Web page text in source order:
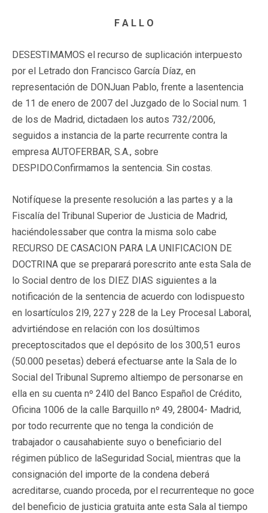
F A L L O
DESESTIMAMOS el recurso de suplicación interpuesto
por el Letrado don Francisco García Díaz, en
representación de DONJuan Pablo, frente a lasentencia
de 11 de enero de 2007 del Juzgado de lo Social num. 1
de los de Madrid, dictadaen los autos 732/2006,
seguidos a instancia de la parte recurrente contra la
empresa AUTOFERBAR, S.A., sobre
DESPIDO.Confirmamos la sentencia. Sin costas.
Notifíquese la presente resolución a las partes y a la
Fiscalía del Tribunal Superior de Justicia de Madrid,
haciéndolessaber que contra la misma solo cabe
RECURSO DE CASACION PARA LA UNIFICACION DE
DOCTRINA que se preparará porescrito ante esta Sala de
lo Social dentro de los DIEZ DIAS siguientes a la
notificación de la sentencia de acuerdo con lodispuesto
en losartículos 2l9, 227 y 228 de la Ley Procesal Laboral,
advirtiéndose en relación con los dosúltimos
preceptoscitados que el depósito de los 300,51 euros
(50.000 pesetas) deberá efectuarse ante la Sala de lo
Social del Tribunal Supremo altiempo de personarse en
ella en su cuenta nº 24l0 del Banco Español de Crédito,
Oficina 1006 de la calle Barquillo nº 49, 28004- Madrid,
por todo recurrente que no tenga la condición de
trabajador o causahabiente suyo o beneficiario del
régimen público de laSeguridad Social, mientras que la
consignación del importe de la condena deberá
acreditarse, cuando proceda, por el recurrenteque no goce
del beneficio de justicia gratuita ante esta Sala al tiempo